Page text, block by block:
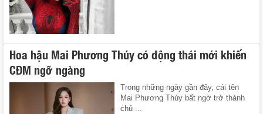
Hoa hậu Mai Phương Thúy có động thái mới khiến
CĐM ngỡ ngàng
Trong những ngày gần đây, cái tên
Mai Phương Thúy bất ngờ trở thành
chủ ...